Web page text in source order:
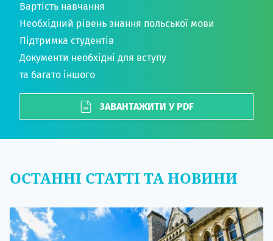
Вартість навчання
Необхідний рівень знання польської мови
Підтримка студентів
Документи необхідні для вступу
та багато іншого
ЗАВАНТАЖИТИ У PDF
ОСТАННІ СТАТТІ ТА НОВИНИ